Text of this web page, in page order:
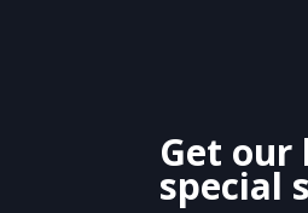
Get our
special